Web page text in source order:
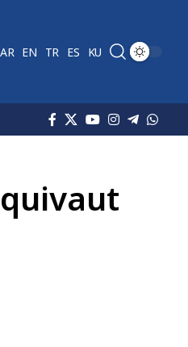
AR EN TR ES KU